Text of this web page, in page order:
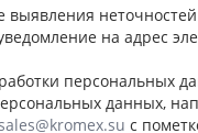
выявления
на адрес
персональных
данных,
с